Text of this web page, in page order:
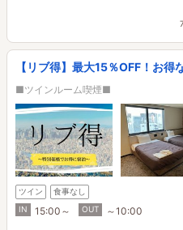
【リブ得】最大15％OFF！お得
■ツインルーム喫煙■
ツイン
食事なし
IN
15:00～ OUT ～10:00